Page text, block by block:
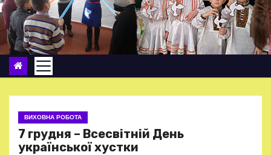
й
т
и
о
ВИХОВНА РОБОТА
7 грудня – Всесвітній День
української хустки